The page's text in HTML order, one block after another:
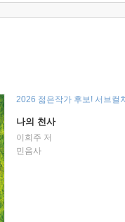
2026 젊은작가 후보! 서브컬
나의 천사
이희주 저
민음사